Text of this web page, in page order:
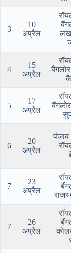
3
10
अप्रैल
4
15
अप्रैल
5
17
अप्रैल
6
20
अप्रैल
पंजाब
7
23
अप्रैल
7
26
अप्रैल